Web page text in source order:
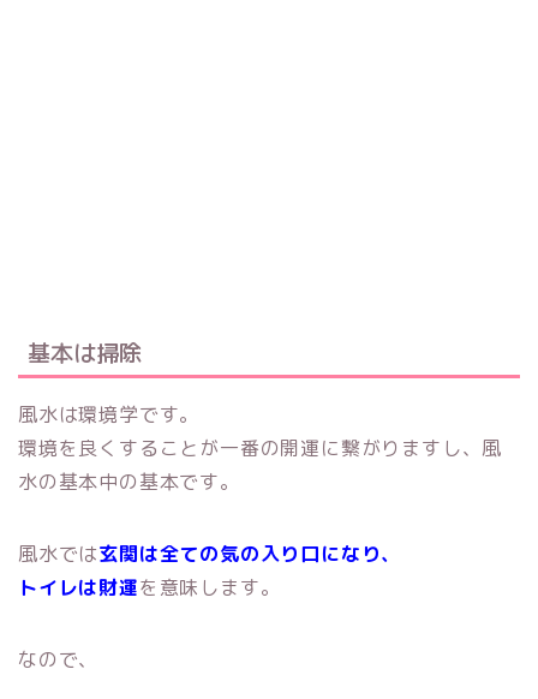
基本は掃除
風水は環境学です。
環境を良くすることが一番の開運に繋がりますし、風
水の基本中の基本です。
風水では玄関は全ての気の入り口になり、
トイレは財運を意味します。
なので、